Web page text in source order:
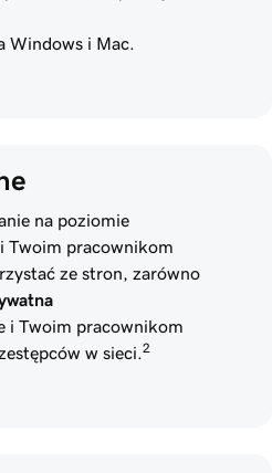
Windows i Mac.
na poziomie
Twoim pracownikom
ze stron, zarówno
i Twoim pracownikom
w sieci. 2